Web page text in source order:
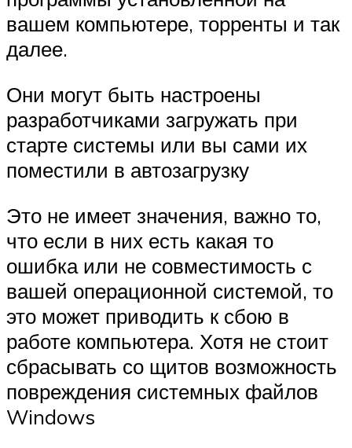
вашем компьютере, торренты и так
далее.
Они могут быть настроены
разработчиками загружать при
старте системы или вы сами их
поместили в автозагрузку
Это не имеет значения, важно то,
что если в них есть какая то
ошибка или не совместимость с
вашей операционной системой, то
это может приводить к сбою в
работе компьютера. Хотя не стоит
сбрасывать со щитов возможность
повреждения системных файлов
Windows